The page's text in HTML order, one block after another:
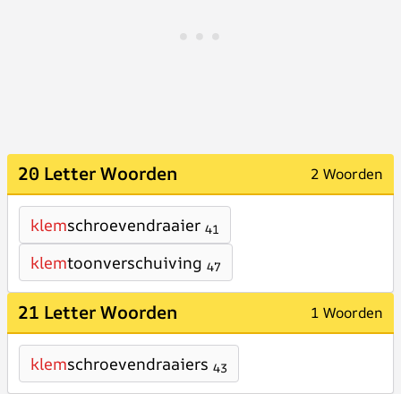
20 Letter Woorden 2 Woorden
klemschroevendraaier 41
klemtoonverschuiving 47
21 Letter Woorden 1 Woorden
klemschroevendraaiers 43